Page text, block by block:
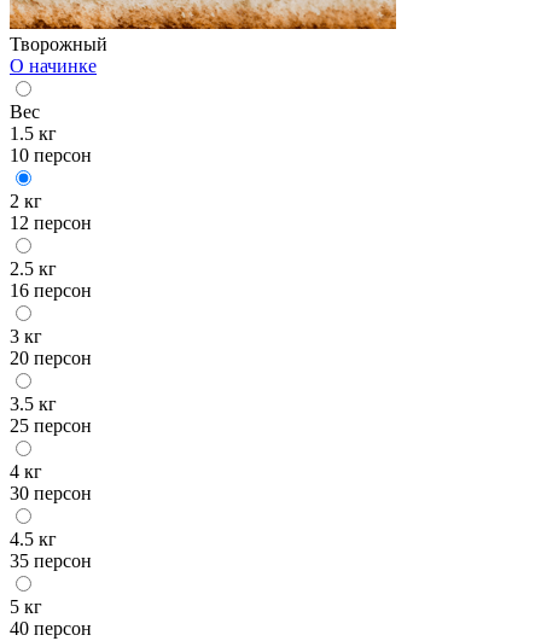
Творожный
О начинке
Вес
1.5 кг
10 персон
2 кг
12 персон
2.5 кг
16 персон
3 кг
20 персон
3.5 кг
25 персон
4 кг
30 персон
4.5 кг
35 персон
5 кг
40 персон